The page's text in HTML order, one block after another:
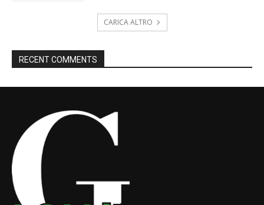
CARICA ALTRO
RECENT COMMENTS